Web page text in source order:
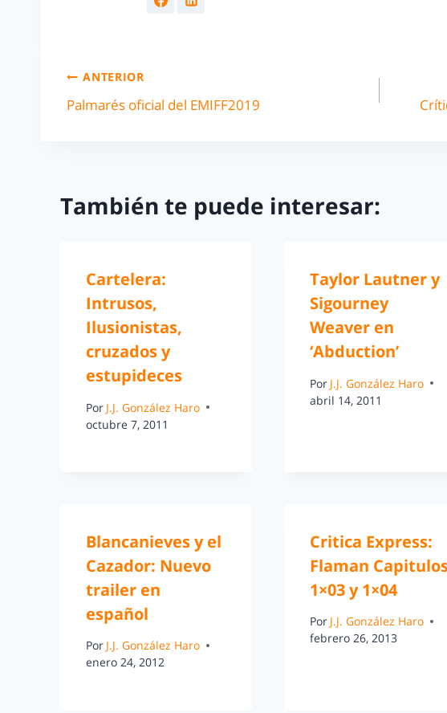
ANTERIOR
Palmarés oficial del EMIFF2019
También te puede interesar:
Cartelera:
Intrusos,
Ilusionistas,
cruzados y
estupideces
Por J.J. González Haro
octubre 7, 2011
Taylor Lautner y
Sigourney
Weaver en
‘Abduction’
Por J.J. González Haro
abril 14, 2011
Blancanieves y el
Cazador: Nuevo
trailer en
español
Por J.J. González Haro
enero 24, 2012
Critica Express:
Flaman
1×03 y 1×04
Por J.J. González Haro
febrero 26, 2013